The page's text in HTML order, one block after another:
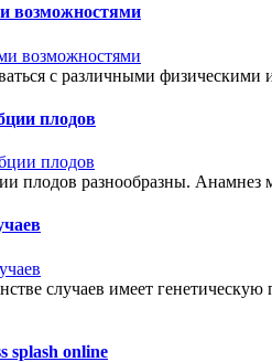
возможностями
с различными физическими
плодов
плодов разнообразны. Анамнез
случаев имеет
splash online